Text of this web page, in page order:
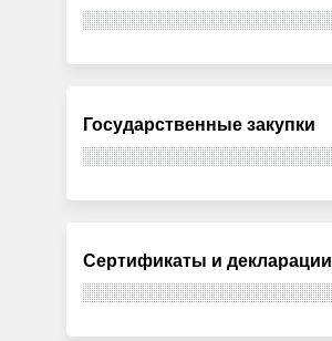
Государственные закупки
Сертификаты и декларации